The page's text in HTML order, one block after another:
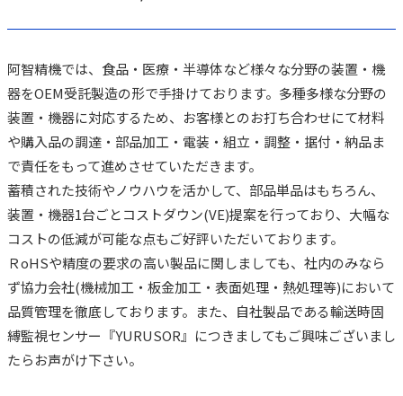
阿智精機では、食品・医療・半導体など様々な分野の装置・機
器をOEM受託製造の形で手掛けております。多種多様な分野の
装置・機器に対応するため、お客様とのお打ち合わせにて材料
や購入品の調達・部品加工・電装・組立・調整・据付・納品ま
で責任をもって進めさせていただきます。
蓄積された技術やノウハウを活かして、部品単品はもちろん、
装置・機器1台ごとコストダウン(VE)提案を行っており、大幅な
コストの低減が可能な点もご好評いただいております。
ＲoHSや精度の要求の高い製品に関しましても、社内のみなら
ず協力会社(機械加工・板金加工・表面処理・熱処理等)において
品質管理を徹底しております。また、自社製品である輸送時固
縛監視センサー『YURUSOR』につきましてもご興味ございまし
たらお声がけ下さい。